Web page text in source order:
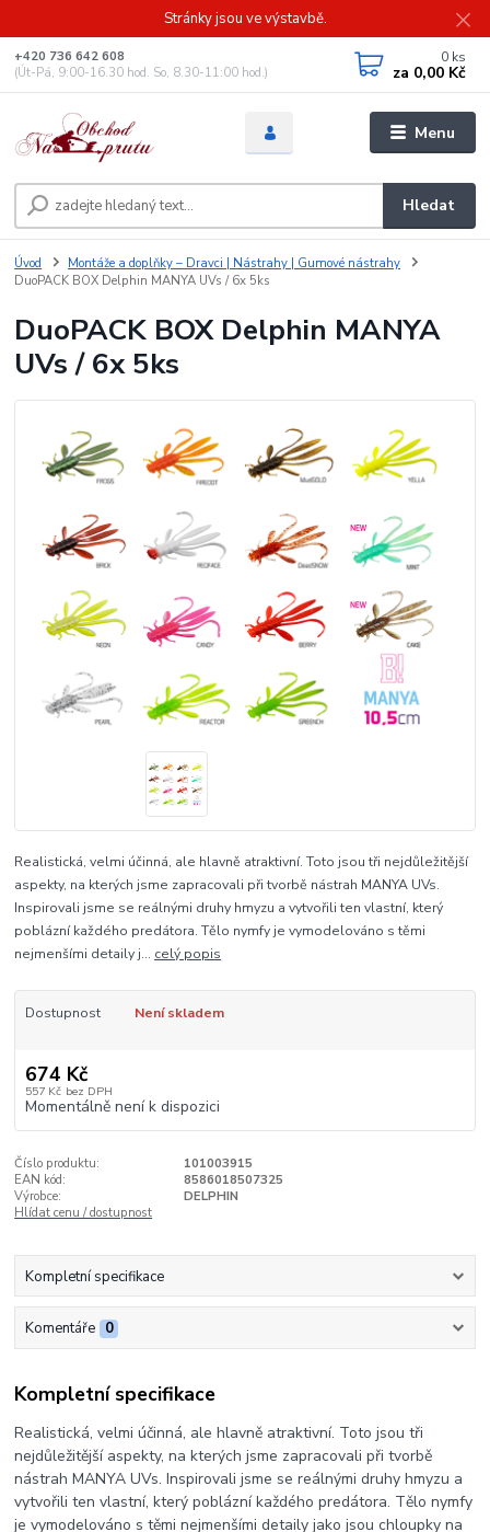
Stránky jsou ve výstavbě.
Menu
Hledat
+420 736 642 608
(Út-Pá, 9:00-16.30 hod. So, 8.30-11:00 hod.)
0 ks
za 0,00 Kč
Úvod
Montáže a doplňky – Dravci | Nástrahy | Gumové nástrahy
DuoPACK BOX Delphin MANYA UVs / 6x 5ks
DuoPACK BOX Delphin MANYA
UVs / 6x 5ks
Realistická, velmi účinná, ale hlavně atraktivní. Toto jsou tři nejdůležitější
aspekty, na kterých jsme zapracovali při tvorbě nástrah MANYA UVs.
Inspirovali jsme se reálnými druhy hmyzu a vytvořili ten vlastní, který
poblázní každého predátora. Tělo nymfy je vymodelováno s těmi
nejmenšími detaily j... celý popis
Dostupnost Není skladem
674 Kč
557 Kč bez DPH
Momentálně není k dispozici
Číslo produktu:
101003915
EAN kód:
8586018507325
Výrobce:
DELPHIN
Hlídat cenu / dostupnost
Kompletní specifikace
Komentáře 0
Kompletní specifikace
Realistická, velmi účinná, ale hlavně atraktivní. Toto jsou tři
nejdůležitější aspekty, na kterých jsme zapracovali při tvorbě
nástrah MANYA UVs. Inspirovali jsme se reálnými druhy hmyzu a
vytvořili ten vlastní, který poblázní každého predátora. Tělo nymfy
je vymodelováno s těmi nejmenšími detaily jako jsou chloupky na